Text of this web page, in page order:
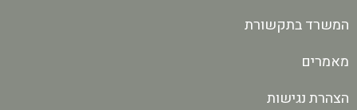
המשרד בתקשורת
מאמרים
הצהרת נגישות